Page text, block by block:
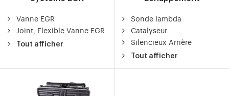
Vanne EGR
Joint, Flexible Vanne EGR
Tout afficher
Sonde lambda
Catalyseur
Silencieux Arrière
Tout afficher